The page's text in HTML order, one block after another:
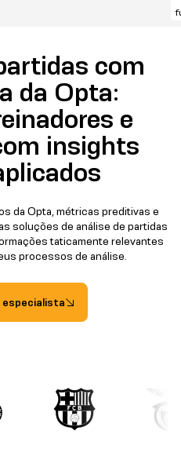
com
da Opta:
e
insights
da Opta, métricas preditivas e
soluções de análise de partidas
taticamente relevantes
processos de análise.
especialista